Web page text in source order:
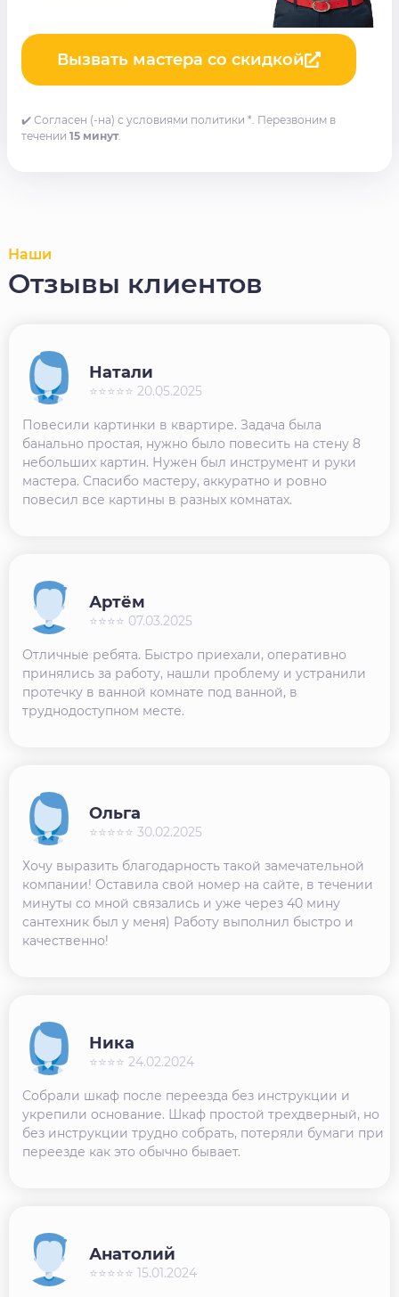
Вызвать мастера со скидкой
✔️ Согласен (-на) с условиями политики *. Перезвоним в
течении 15 минут.
Наши
Отзывы клиентов
Повесили картинки в квартире. Задача была
банально простая, нужно было повесить на стену 8
небольших картин. Нужен был инструмент и руки
мастера. Спасибо мастеру, аккуратно и ровно
повесил все картины в разных комнатах.
Натали
⭐⭐⭐⭐⭐ 20.05.2025
Отличные ребята. Быстро приехали, оперативно
принялись за работу, нашли проблему и устранили
протечку в ванной комнате под ванной, в
труднодоступном месте.
Артём
⭐⭐⭐⭐ 07.03.2025
Хочу выразить благодарность такой замечательной
компании! Оставила свой номер на сайте, в течении
минуты со мной связались и уже через 40 мину
сантехник был у меня) Работу выполнил быстро и
качественно!
Ольга
⭐⭐⭐⭐⭐ 30.02.2025
Собрали шкаф после переезда без инструкции и
укрепили основание. Шкаф простой трехдверный, но
без инструкции трудно собрать, потеряли бумаги при
переезде как это обычно бывает.
Ника
⭐⭐⭐⭐ 24.02.2024
Анатолий
⭐⭐⭐⭐⭐ 15.01.2024